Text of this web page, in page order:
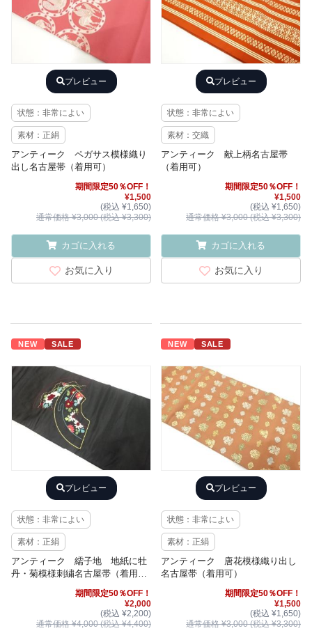
プレビュー
状態：非常によい
素材：正絹
アンティーク ペガサス模様織り
出し名古屋帯（着用可）
期間限定50％OFF！
¥1,500
(税込 ¥1,650)
通常価格 ¥3,000 (税込 ¥3,300)
カゴに入れる
お気に入り
プレビュー
状態：非常によい
素材：交織
アンティーク 献上柄名古屋帯
（着用可）
期間限定50％OFF！
¥1,500
(税込 ¥1,650)
通常価格 ¥3,000 (税込 ¥3,300)
カゴに入れる
お気に入り
NEW SALE
プレビュー
状態：非常によい
素材：正絹
アンティーク 繻子地 地紙に牡
丹・菊模様刺繍名古屋帯（着用
期間限定50％OFF！
¥2,000
(税込 ¥2,200)
通常価格 ¥4,000 (税込 ¥4,400)
NEW SALE
プレビュー
状態：非常によい
素材：正絹
アンティーク 唐花模様織り出し
名古屋帯（着用可）
期間限定50％OFF！
¥1,500
(税込 ¥1,650)
通常価格 ¥3,000 (税込 ¥3,300)